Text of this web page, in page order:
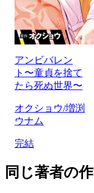
アンビバレン
ト〜童貞を捨て
たら死ぬ世界〜
オクショウ/増渕
ウナム
完結
同じ著者の